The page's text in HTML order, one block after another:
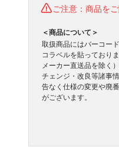
ご注意：商品を
＜商品について＞
取扱商品にはバーコー
コラベルを貼っており
メーカー直送品を除く
チェンジ・改良等諸事
告なく仕様の変更や廃
がございます。